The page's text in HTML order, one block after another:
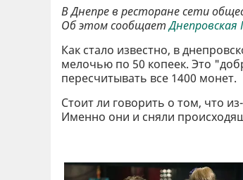
В Днепре в ресторане сети
Об этом сообщает
Как стало известно, в
мелочью по 50 копеек. Это
пересчитывать все 1400 монет.
Стоит ли говорить о том, что
Именно они и сняли